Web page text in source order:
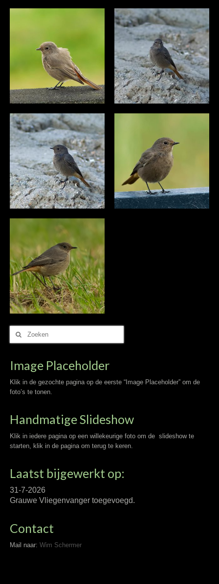
Zoek
naar:
Image Placeholder
Klik in de gezochte pagina op de eerste “Image Placeholder” om de
foto’s te tonen.
Handmatige Slideshow
Klik in iedere pagina op een willekeurige foto om de slideshow te
starten, klik in de pagina om terug te keren.
Laatst bijgewerkt op:
31-7-2026
Grauwe Vliegenvanger toegevoegd.
Contact
Mail naar: Wim Schermer